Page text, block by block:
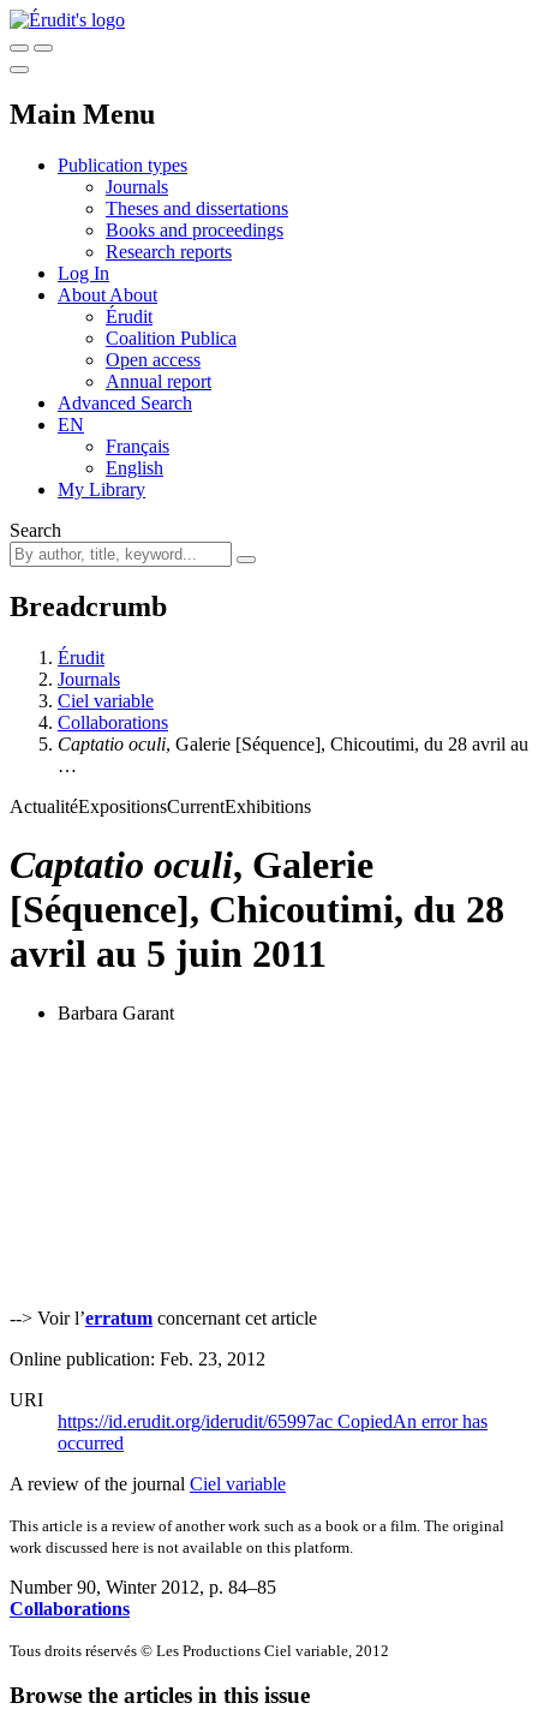
Main Menu
Publication types
Journals
Theses and dissertations
Books and proceedings
Research reports
Log In
About About
Érudit
Coalition Publica
Open access
Annual report
Advanced Search
EN
Français
English
My Library
Search
Breadcrumb
Érudit
Journals
Ciel variable
Collaborations
Captatio oculi, Galerie [Séquence], Chicoutimi, du 28 avril au
…
ActualitéExpositionsCurrentExhibitions
Captatio oculi, Galerie
[Séquence], Chicoutimi, du 28
avril au 5 juin 2011
Barbara Garant
--> Voir l’erratum concernant cet article
Online publication: Feb. 23, 2012
URI
https://id.erudit.org/iderudit/65997ac CopiedAn error has
occurred
A review of the journal Ciel variable
This article is a review of another work such as a book or a film. The original
work discussed here is not available on this platform.
Number 90, Winter 2012, p. 84–85
Collaborations
Tous droits réservés © Les Productions Ciel variable, 2012
Browse the articles in this issue